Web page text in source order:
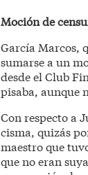
Moción de
García Marcos,
sumarse a un
desde el Club
pisaba, aunque
Con respecto a
cisma, quizás
maestro que
que no eran